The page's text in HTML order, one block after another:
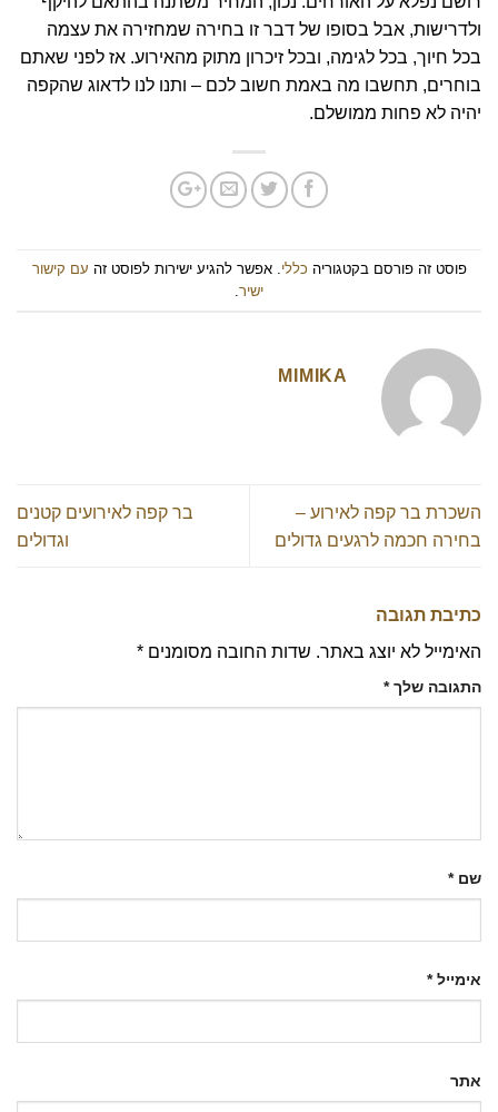
ולדרישות, אבל בסופו של דבר זו בחירה שמחזירה את עצמה
בכל חיוך, בכל לגימה, ובכל זיכרון מתוק מהאירוע. אז לפני שאתם
בוחרים, תחשבו מה באמת חשוב לכם – ותנו לנו לדאוג שהקפה
יהיה לא פחות ממושלם.
פוסט זה פורסם בקטגוריה כללי . אפשר להגיע ישירות לפוסט זה עם קישור
ישיר
MIMIKA
השכרת בר קפה לאירוע –
בחירה חכמה לרגעים גדולים
בר קפה לאירועים קטנים
וגדולים
כתיבת תגובה
האימייל לא יוצג באתר. שדות החובה מסומנים *
התגובה שלך*
שם*
אימייל*
אתר